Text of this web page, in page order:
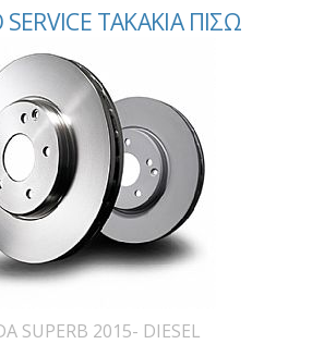
ΤΑΚΑΚΙΑ ΠΙΣΩ
SUPERB 2015- DIESEL